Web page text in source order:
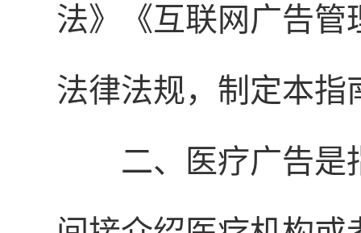
法》《互联网广告
法律法规，制定本指
二、医疗广告是